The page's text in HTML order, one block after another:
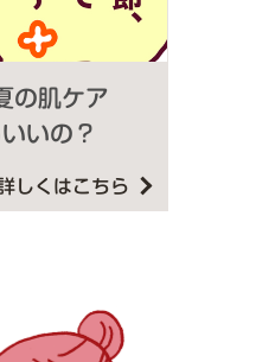
の肌ケア
いの？
しくはこちら